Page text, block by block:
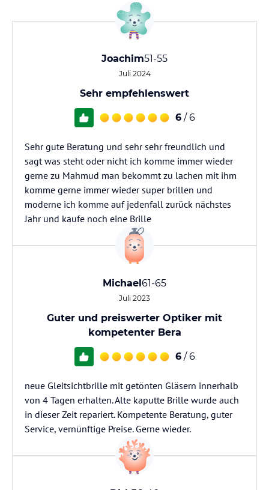
Joachim51-55
Juli 2024
Sehr empfehlenswert
6 / 6
Sehr gute Beratung und sehr sehr freundlich und
sagt was steht oder nicht ich komme immer wieder
gerne zu Mahmud man bekommt zu lachen mit ihm
komme gerne immer wieder super brillen und
moderne ich komme auf jedenfall zurück nächstes
Jahr und kaufe noch eine Brille
Michael61-65
Juli 2023
Guter und preiswerter Optiker mit
kompetenter Bera
6 / 6
neue Gleitsichtbrille mit getönten Gläsern innerhalb
von 4 Tagen erhalten. Alte kaputte Brille wurde auch
in dieser Zeit repariert. Kompetente Beratung, guter
Service, vernünftige Preise. Gerne wieder.